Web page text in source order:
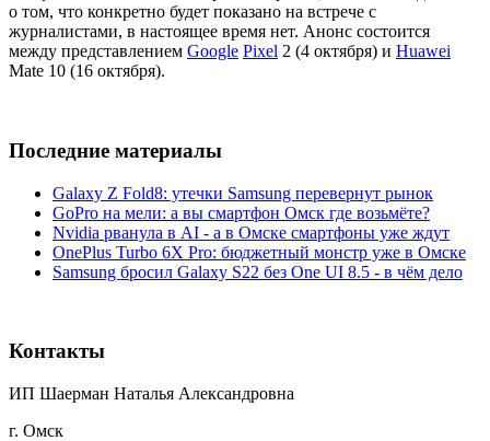
о том, что конкретно будет показано на встрече с
журналистами, в настоящее время нет. Анонс соcтоится
между представлением Google Pixel 2 (4 октября) и Huawei
Mate 10 (16 октября).
Последние материалы
Galaxy Z Fold8: утечки Samsung перевернут рынок
GoPro на мели: а вы смартфон Омск где возьмёте?
Nvidia рванула в AI - а в Омске смартфоны уже ждут
OnePlus Turbo 6X Pro: бюджетный монстр уже в Омске
Samsung бросил Galaxy S22 без One UI 8.5 - в чём дело
Контакты
ИП Шаерман Наталья Александровна
г. Омск